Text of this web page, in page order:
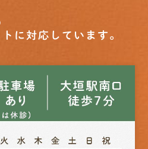
に対応しています。